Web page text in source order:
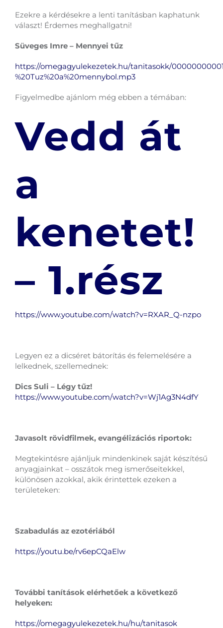
Ezekre a kérdésekre a lenti tanításban kaphatunk
választ! Érdemes meghallgatni!
Süveges Imre – Mennyei tűz
https://omegagyulekezetek.hu/tanitasokk/
%20Tuz%20a%20mennybol.mp3
Figyelmedbe ajánlom még ebben a témában:
Vedd át
a
kenetet!
– 1.rész
https://www.youtube.com/watch?v=RXAR_Q-nzpo
Legyen ez a dicséret bátorítás és felemelésére a
lelkednek, szellemednek:
Dics Suli – Légy tűz!
https://www.youtube.com/watch?v=Wj1Ag3N4dfY
Javasolt rövidfilmek, evangélizációs riportok:
Megtekintésre ajánljuk mindenkinek saját készítésű
anyagjainkat – osszátok meg ismerőseitekkel,
különösen azokkal, akik érintettek ezeken a
területeken:
Szabadulás az ezotériából
https://youtu.be/rv6epCQaElw
További tanítások elérhetőek a következő
helyeken:
https://omegagyulekezetek.hu/hu/tanitasok